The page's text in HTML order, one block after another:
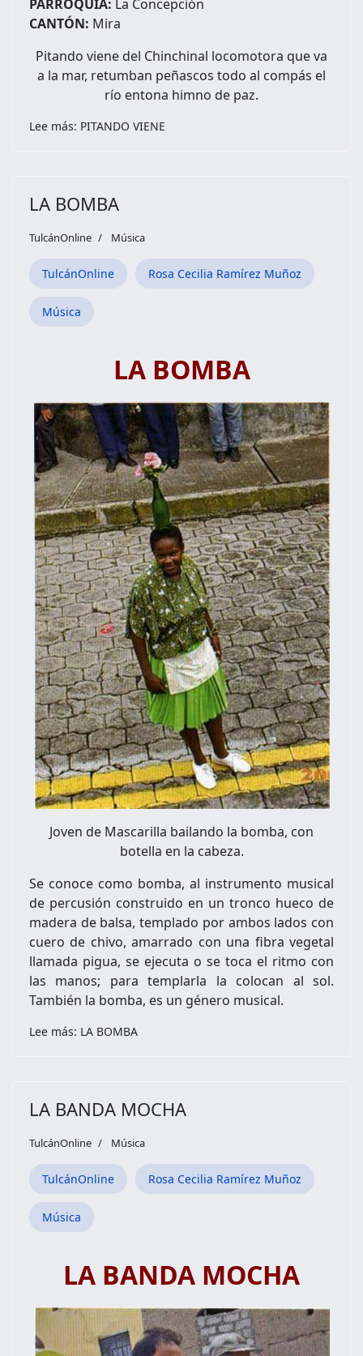
PARROQUIA: La Concepción
CANTÓN: Mira
Pitando viene del Chinchinal locomotora que va
a la mar, retumban peñascos todo al compás el
río entona himno de paz.
Lee más: PITANDO VIENE
LA BOMBA
TulcánOnline Música
TulcánOnline Rosa Cecilia Ramírez Muñoz
Música
LA BOMBA
Joven de Mascarilla bailando la bomba, con
botella en la cabeza.
Se conoce como bomba, al instrumento musical
de percusión construido en un tronco hueco de
madera de balsa, templado por ambos lados con
cuero de chivo, amarrado con una fibra vegetal
llamada pigua, se ejecuta o se toca el ritmo con
las manos; para templarla la colocan al sol.
También la bomba, es un género musical.
Lee más: LA BOMBA
LA BANDA MOCHA
TulcánOnline Música
TulcánOnline Rosa Cecilia Ramírez Muñoz
Música
LA BANDA MOCHA